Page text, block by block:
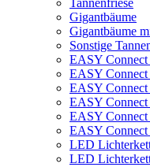
Gigantbäume
Gigantbäume
Sonstige
EASY
EASY
EASY
EASY
EASY
EASY
LED
LED